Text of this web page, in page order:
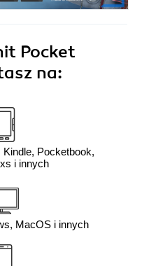
Pocket
na:
Pocketbook,
i innych
MacOS i innych